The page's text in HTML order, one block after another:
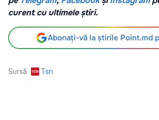
curent cu ultimele știri.
Abonați-vă la știrile Point.md
Sursă Tsn